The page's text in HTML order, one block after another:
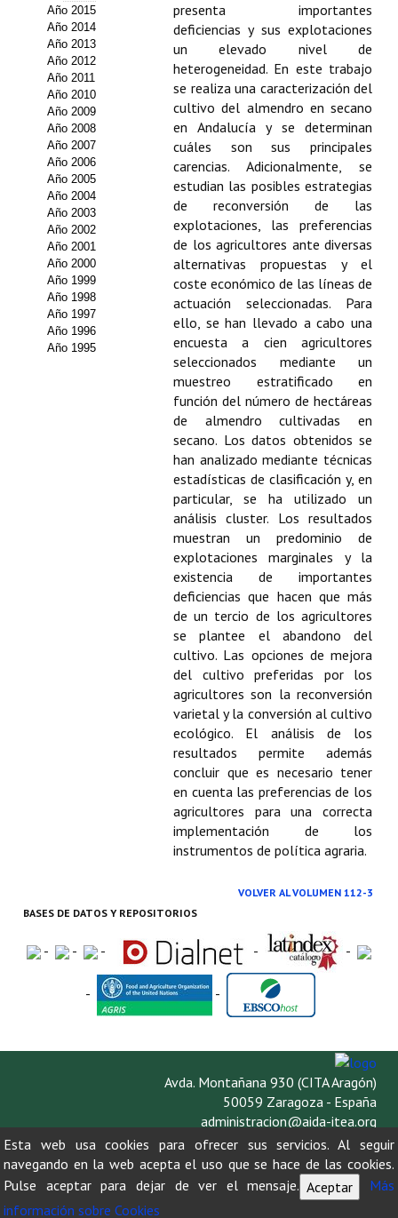
Políticas Editoriales
Propuesta Volumen Especial
Sello Calidad FECYT
Premio Prensa Agraria
Buscador de Artículos
JORNADAS AIDA
Presentación Jornadas
Comunicaciones
Jornadas PAM 2026
Premio Jóvenes Investigadores
Buscador de Comunicaciones
Buscador de Comunicaciones
Año 2015
Año 2014
Año 2013
Año 2012
Año 2011
Año 2010
Año 2009
Año 2008
Año 2007
Año 2006
Año 2005
Año 2004
Año 2003
Año 2002
Año 2001
Año 2000
Año 1999
Año 1998
Año 1997
Año 1996
Año 1995
presenta importantes
deficiencias y sus explotaciones
un elevado nivel de
heterogeneidad. En este trabajo
se realiza una caracterización del
cultivo del almendro en secano
en Andalucía y se determinan
cuáles son sus principales
carencias. Adicionalmente, se
estudian las posibles estrategias
de reconversión de las
explotaciones, las preferencias
de los agricultores ante diversas
alternativas propuestas y el
coste económico de las líneas de
actuación seleccionadas. Para
ello, se han llevado a cabo una
encuesta a cien agricultores
seleccionados mediante un
muestreo estratificado en
función del número de hectáreas
de almendro cultivadas en
secano. Los datos obtenidos se
han analizado mediante técnicas
estadísticas de clasificación y, en
particular, se ha utilizado un
análisis cluster. Los resultados
muestran un predominio de
explotaciones marginales y la
existencia de importantes
deficiencias que hacen que más
de un tercio de los agricultores
se plantee el abandono del
cultivo. Las opciones de mejora
del cultivo preferidas por los
agricultores son la reconversión
varietal y la conversión al cultivo
ecológico. El análisis de los
resultados permite además
concluir que es necesario tener
en cuenta las preferencias de los
agricultores para una correcta
implementación de los
instrumentos de política agraria.
VOLVER AL VOLUMEN 112-3
BASES DE DATOS Y REPOSITORIOS
- - - - -
- -
Avda. Montañana 930 (CITA Aragón)
50059 Zaragoza - España
administracion@aida-itea.org
976 716 305
Esta web usa cookies para ofrecer sus servicios. Al seguir
navegando en la web acepta el uso que se hace de las cookies.
Pulse aceptar para dejar de ver el mensaje. Aceptar
Más
información sobre Cookies